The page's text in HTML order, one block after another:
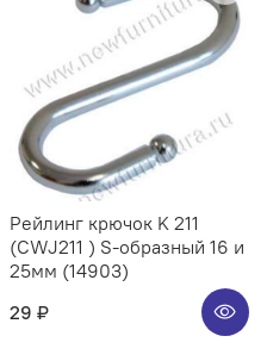
Рейлинг крючок K 211
(CWJ211 ) S-образный 16 и
25мм (14903)
29 ₽